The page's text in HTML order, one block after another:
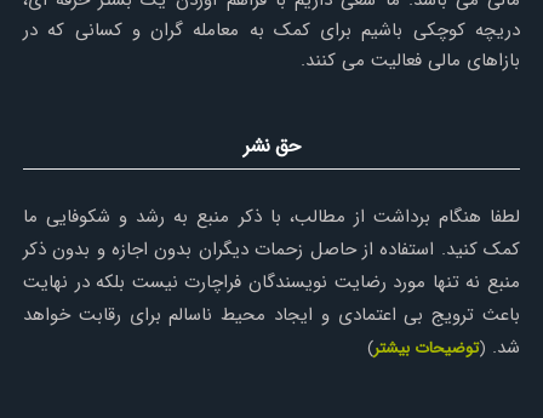
دریچه کوچکی باشیم برای کمک به معامله گران و کسانی که در
بازاهای مالی فعالیت می کنند.
حق نشر
لطفا هنگام برداشت از مطالب، با ذکر منبع به رشد و شکوفایی ما
کمک کنید. استفاده از حاصل زحمات دیگران بدون اجازه و بدون ذکر
منبع نه تنها مورد رضایت نویسندگان فراچارت نیست بلکه در نهایت
باعث ترویج بی اعتمادی و ایجاد محیط ناسالم برای رقابت خواهد
شد. (توضیحات بیشتر)